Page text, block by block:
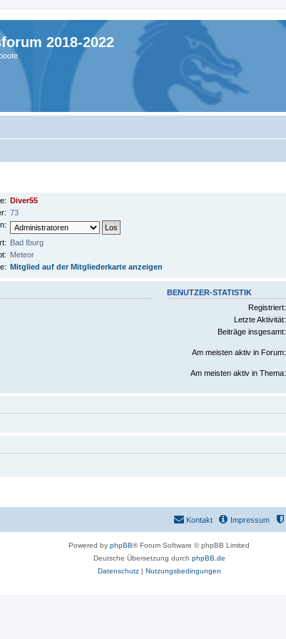
2018-2022
Diver55
73
Bad Iburg
Meteor
Mitglied auf der Mitgliederkarte anzeigen
BENUTZER-STATISTIK
Registriert:
Letzte Aktivität:
Beiträge insgesamt:
Am meisten aktiv in Forum:
Am meisten aktiv in Thema:
Impressum
Kontakt
Powered by phpBB® Forum Software © phpBB Limited
Deutsche Übersetzung durch phpBB.de
Datenschutz| Nutzungsbedingungen